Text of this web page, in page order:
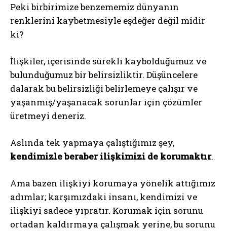
Peki birbirimize benzememiz dünyanın
renklerini kaybetmesiyle eşdeğer değil midir
ki?
İlişkiler, içerisinde sürekli kaybolduğumuz ve
bulunduğumuz bir belirsizliktir. Düşüncelere
dalarak bu belirsizliği belirlemeye çalışır ve
yaşanmış/yaşanacak sorunlar için çözümler
üretmeyi deneriz.
Aslında tek yapmaya çalıştığımız şey,
kendimizle beraber ilişkimizi de korumaktır.
Ama bazen ilişkiyi korumaya yönelik attığımız
adımlar; karşımızdaki insanı, kendimizi ve
ilişkiyi sadece yıpratır. Korumak için sorunu
ortadan kaldırmaya çalışmak yerine, bu sorunu